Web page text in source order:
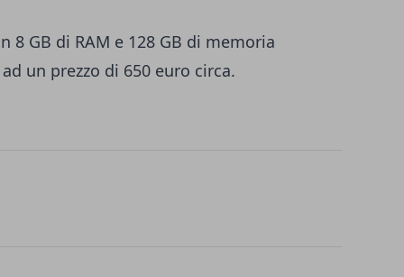
8 GB di RAM e 128 GB di memoria
un prezzo di 650 euro circa.